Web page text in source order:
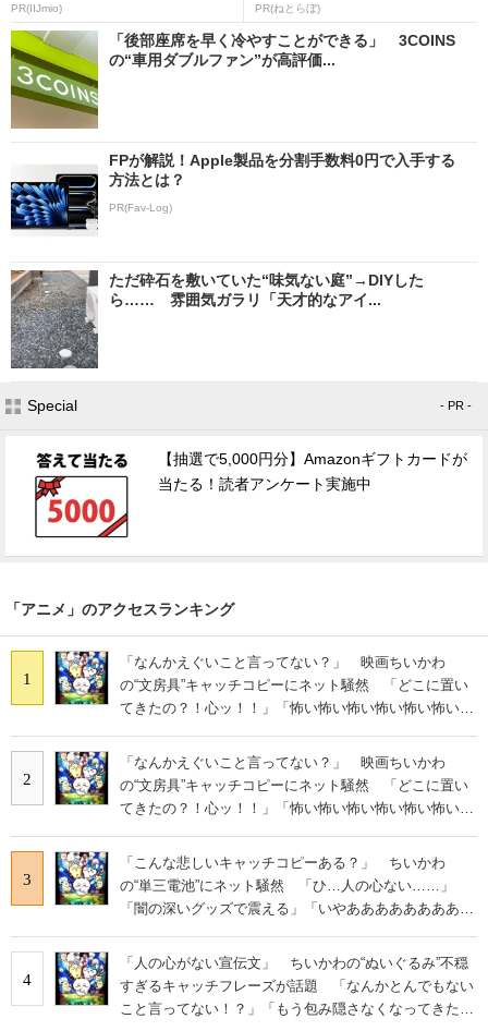
PR(IIJmio) PR(ねとらぼ)
「後部座席を早く冷やすことができる」 3COINS
の“車用ダブルファン”が高評価...
FPが解説！Apple製品を分割手数料0円で入手する
方法とは？
PR(Fav-Log)
ただ砕石を敷いていた“味気ない庭”→DIYした
ら…… 雰囲気ガラリ「天才的なアイ...
Special - PR -
【抽選で5,000円分】Amazonギフトカードが
当たる！読者アンケート実施中
「アニメ」のアクセスランキング
1
「なんかえぐいこと言ってない？」 映画ちいかわ
の“文房具”キャッチコピーにネット騒然 「どこに置い
てきたの？！心ッ！！」「怖い怖い怖い怖い怖い怖い怖
2
「なんかえぐいこと言ってない？」 映画ちいかわ
の“文房具”キャッチコピーにネット騒然 「どこに置い
てきたの？！心ッ！！」「怖い怖い怖い怖い怖い怖い怖
3
「こんな悲しいキャッチコピーある？」 ちいかわ
の“単三電池”にネット騒然 「ひ…人の心ない……」
「闇の深いグッズで震える」「いやあああああああああ
4
「人の心がない宣伝文」 ちいかわの“ぬいぐるみ”不穏
すぎるキャッチフレーズが話題 「なんかとんでもない
こと言ってない！？」「もう包み隠さなくなってきた